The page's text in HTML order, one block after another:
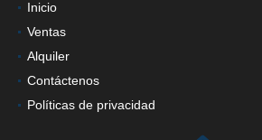
INFORMACIÓN
Inicio
Ventas
Alquiler
Contáctenos